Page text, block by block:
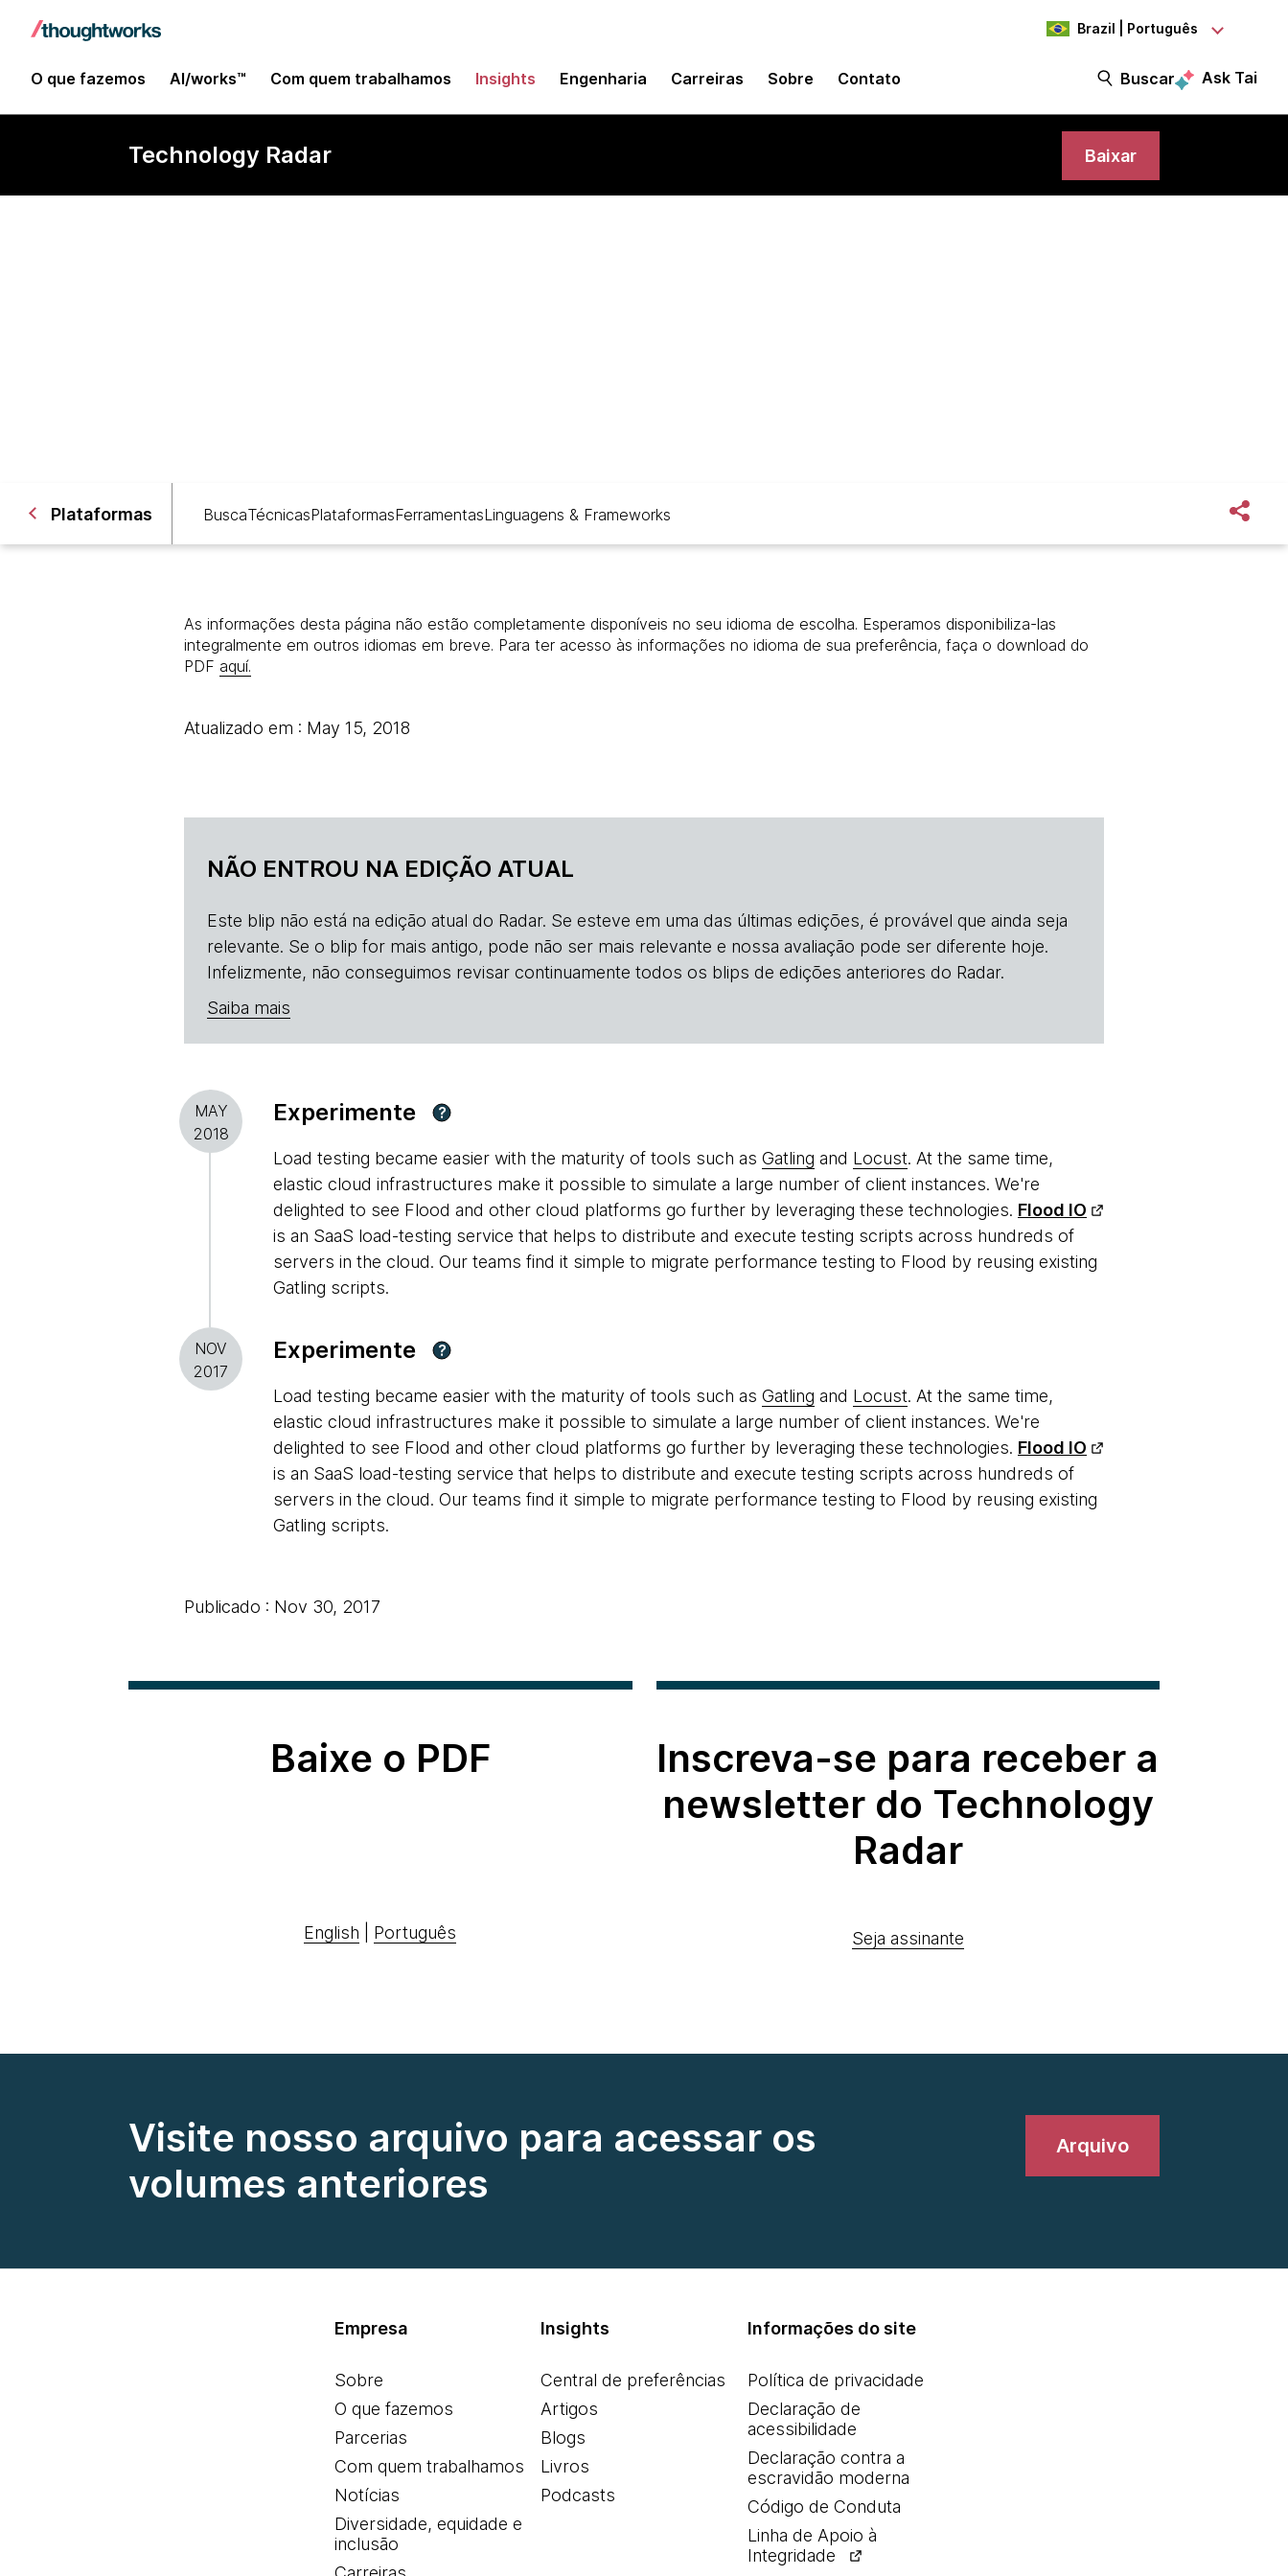
Brazil | Português
O que fazemos AI/works™ Com quem trabalhamos Insights Engenharia Carreiras Sobre Contato Buscar Ask Tai
Technology Radar Baixar
Plataformas BuscaTécnicasPlataformasFerramentasLinguagens & Frameworks
As informações desta página não estão completamente disponíveis no seu idioma de escolha. Esperamos disponibiliza-las
integralmente em outros idiomas em breve. Para ter acesso às informações no idioma de sua preferência, faça o download do
PDF aquí.
Atualizado em : May 15, 2018
NÃO ENTROU NA EDIÇÃO ATUAL
Este blip não está na edição atual do Radar. Se esteve em uma das últimas edições, é provável que ainda seja
relevante. Se o blip for mais antigo, pode não ser mais relevante e nossa avaliação pode ser diferente hoje.
Infelizmente, não conseguimos revisar continuamente todos os blips de edições anteriores do Radar.
Saiba mais
MAY
2018
Experimente ?
Load testing became easier with the maturity of tools such as Gatling and Locust. At the same time,
elastic cloud infrastructures make it possible to simulate a large number of client instances. We're
delighted to see Flood and other cloud platforms go further by leveraging these technologies. Flood IO
is an SaaS load-testing service that helps to distribute and execute testing scripts across hundreds of
servers in the cloud. Our teams find it simple to migrate performance testing to Flood by reusing existing
Gatling scripts.
NOV
2017
Experimente ?
Load testing became easier with the maturity of tools such as Gatling and Locust. At the same time,
elastic cloud infrastructures make it possible to simulate a large number of client instances. We're
delighted to see Flood and other cloud platforms go further by leveraging these technologies. Flood IO
is an SaaS load-testing service that helps to distribute and execute testing scripts across hundreds of
servers in the cloud. Our teams find it simple to migrate performance testing to Flood by reusing existing
Gatling scripts.
Publicado : Nov 30, 2017
Baixe o PDF
English Português
Inscreva-se para receber a
newsletter do Technology
Radar
Seja assinante
Visite nosso arquivo para acessar os
volumes anteriores
Arquivo
Empresa
Sobre
O que fazemos
Parcerias
Com quem trabalhamos
Notícias
Diversidade, equidade e
inclusão
Insights
Central de preferências
Artigos
Blogs
Livros
Podcasts
Informações do site
Política de privacidade
Declaração de
acessibilidade
Declaração contra a
escravidão moderna
Código de Conduta
Linha de Apoio à
Integridade